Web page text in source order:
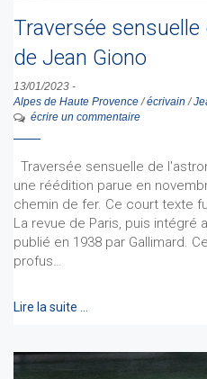
Traversée
de Jean Giono
13/01/2023 -
Alpes de Haute Provence/écrivain /
écrire un commentaire
Traversée sensuelle de
une réédition parue en
chemin de fer. Ce court texte
La revue de Paris, puis intégré
publié en 1938 par Gallimard.
profus…
Lire la suite …